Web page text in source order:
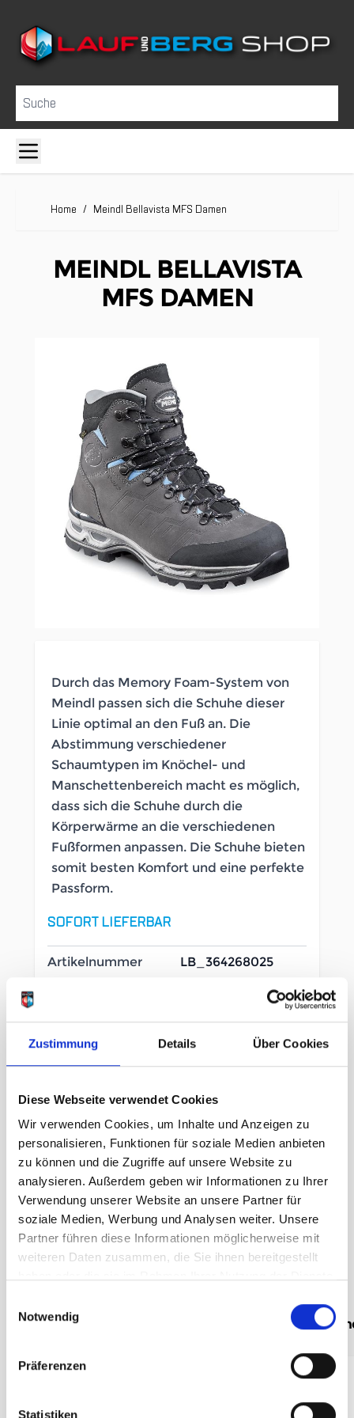
Zustimmung Details Über Cookies
Diese Webseite verwendet Cookies
Wir verwenden Cookies, um Inhalte und Anzeigen zu
personalisieren, Funktionen für soziale Medien anbieten
zu können und die Zugriffe auf unsere Website zu
analysieren. Außerdem geben wir Informationen zu Ihrer
Verwendung unserer Website an unsere Partner für
soziale Medien, Werbung und Analysen weiter. Unsere
Partner führen diese Informationen möglicherweise mit
weiteren Daten zusammen, die Sie ihnen bereitgestellt
Notwendig
Präferenzen
Statistiken
Suche
Home / Meindl Bellavista MFS Damen
MEINDL BELLAVISTA
MFS DAMEN
Durch das Memory Foam-System von
Meindl passen sich die Schuhe dieser
Linie optimal an den Fuß an. Die
Abstimmung verschiedener
Schaumtypen im Knöchel- und
Manschettenbereich macht es möglich,
dass sich die Schuhe durch die
Körperwärme an die verschiedenen
Fußformen anpassen. Die Schuhe bieten
somit besten Komfort und eine perfekte
Passform.
SOFORT LIEFERBAR
Artikelnummer LB_364268025
Größe
unser Preis ab:299,90 €
Menge
Beschreibung /